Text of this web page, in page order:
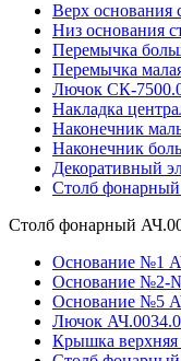
Верх основания
Низ основания
Перемычка
Перемычка
Лючок СК-
Накладка
Наконечник
Наконечник
Декоративный
Столб
Столб фонарный
Основание №1
Основание №2-
Основание №5
Лючок
Крышка